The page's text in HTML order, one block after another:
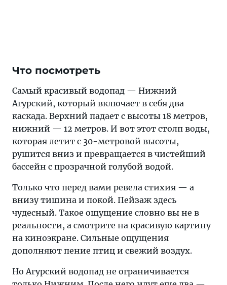
Что посмотреть
Самый красивый водопад — Нижний
Агурский, который включает в себя два
каскада. Верхний падает с высоты 18 метров,
нижний — 12 метров. И вот этот столп воды,
которая летит с 30-метровой высоты,
рушится вниз и превращается в чистейший
бассейн с прозрачной голубой водой.
Только что перед вами ревела стихия — а
внизу тишина и покой. Пейзаж здесь
чудесный. Такое ощущение словно вы не в
реальности, а смотрите на красивую картину
на киноэкране. Сильные ощущения
дополняют пение птиц и свежий воздух.
Но Агурский водопад не ограничивается